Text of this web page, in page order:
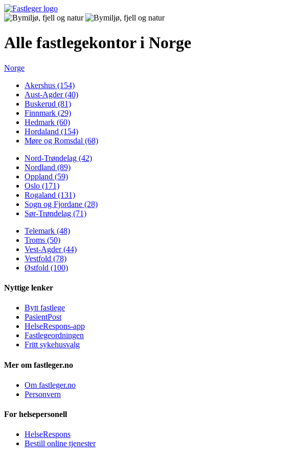
Alle fastlegekontor i Norge
Norge
Akershus (154)
Aust-Agder (40)
Buskerud (81)
Finnmark (29)
Hedmark (60)
Hordaland (154)
Møre og Romsdal (68)
Nord-Trøndelag (42)
Nordland (89)
Oppland (59)
Oslo (171)
Rogaland (131)
Sogn og Fjordane (28)
Sør-Trøndelag (71)
Telemark (48)
Troms (50)
Vest-Agder (44)
Vestfold (78)
Østfold (100)
Nyttige lenker
Bytt fastlege
PasientPost
HelseRespons-app
Fastlegeordningen
Fritt sykehusvalg
Mer om fastleger.no
Om fastleger.no
Personvern
For helsepersonell
HelseRespons
Bestill online tjenester